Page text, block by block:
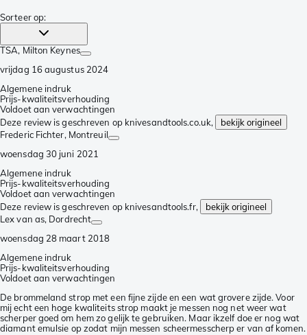
Sorteer op:
TSA, Milton Keynes
vrijdag 16 augustus 2024
Algemene indruk
Prijs-kwaliteitsverhouding
Voldoet aan verwachtingen
Deze review is geschreven op knivesandtools.co.uk,
bekijk origineel
Frederic Fichter, Montreuil
woensdag 30 juni 2021
Algemene indruk
Prijs-kwaliteitsverhouding
Voldoet aan verwachtingen
Deze review is geschreven op knivesandtools.fr,
bekijk origineel
Lex van as, Dordrecht
woensdag 28 maart 2018
Algemene indruk
Prijs-kwaliteitsverhouding
Voldoet aan verwachtingen
De brommeland strop met een fijne zijde en een wat grovere zijde. Voor
mij echt een hoge kwaliteits strop maakt je messen nog net weer wat
scherper goed om hem zo gelijk te gebruiken. Maar ikzelf doe er nog wat
diamant emulsie op zodat mijn messen scheermesscherp er van af komen.